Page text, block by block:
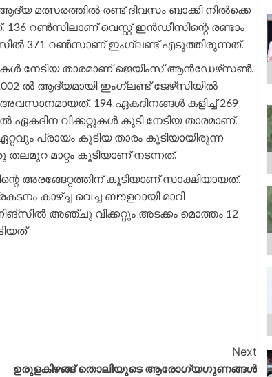
ആദ്യ മത്സരത്തിൽ രണ്ട് ദിവസം ബാക്കി നിൽക്കെ
റൺസിലാണ് വെസ്റ്റ് ഇൻഡീസിന്റെ രണ്ടാം
371 റൺസാണ് ഇംഗ്ലണ്ട് എടുത്തിരുന്നത്.
നേടിയ താരമാണ് ജെയിംസ് ആൻഡേഴ്‌സൺ.
2002 ൽ ആദ്യമായി ഇംഗ്ലണ്ട് ജേഴ്‌സിയിൽ
194 ഏകദിനങ്ങൾ കളിച്ച് 269
ഏകദിന വിക്കറ്റുകൾ കൂടി നേടിയ താരമാണ്.
പ്രായം കൂടിയ താരം കൂടിയായിരുന്ന
മാറ്റം കൂടിയാണ് നടന്നത്.
അരങ്ങേറ്റത്തിന് കൂടിയാണ് സാക്ഷിയായത്.
കാഴ്ച്ച വെച്ച ബൗളറായി മാറി
അഞ്ചു വിക്കറ്റും അടക്കം മൊത്തം 12
Next
ഉരുളകിഴങ്ങ് തൊലിയുടെ ആരോഗ്യഗുണങ്ങൾ